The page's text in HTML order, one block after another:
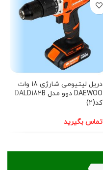
دریل لیتیومی شارژی 18 وات
DAEWOO دوو مدل DALD182B
کد(2)
تماس بگیرید